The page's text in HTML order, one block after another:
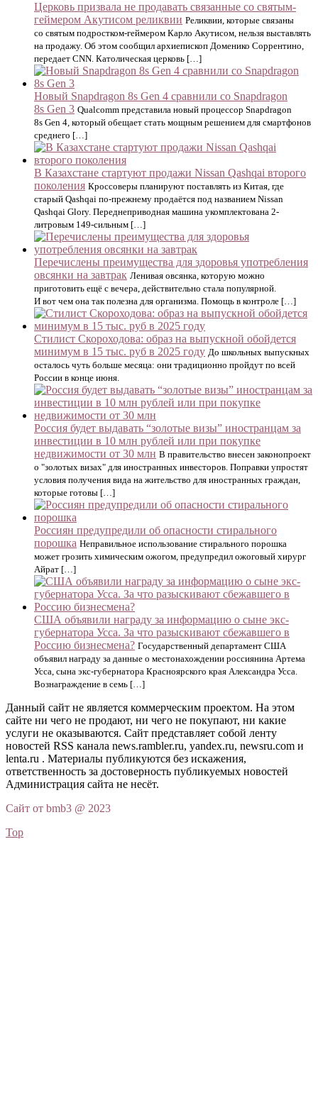
Церковь призвала не продавать связанные со святым-
геймером Акутисом реликвии Реликвии, которые связаны
со святым подростком-геймером Карло Акутисом, нельзя выставлять
на продажу. Об этом сообщил архиепископ Доменико Соррентино,
передает CNN. Католическая церковь […]
Новый Snapdragon 8s Gen 4 сравнили со Snapdragon
8s Gen 3 Qualcomm представила новый процессор Snapdragon
8s Gen 4, который обещает стать мощным решением для смартфонов
среднего […]
В Казахстане стартуют продажи Nissan Qashqai второго
поколения Кроссоверы планируют поставлять из Китая, где
старый Qashqai по-прежнему продаётся под названием Nissan
Qashqai Glory. Переднеприводная машина укомплектована 2-
литровым 149-сильным […]
Перечислены преимущества для здоровья употребления
овсянки на завтрак Ленивая овсянка, которую можно
приготовить ещё с вечера, действительно стала популярной.
И вот чем она так полезна для организма. Помощь в контроле […]
Стилист Скороходова: образ на выпускной обойдется
минимум в 15 тыс. руб в 2025 году До школьных выпускных
осталось чуть больше месяца: они традиционно пройдут по всей
России в конце июня.
Россия будет выдавать “золотые визы” иностранцам за
инвестиции в 10 млн рублей или при покупке
недвижимости от 30 млн В правительство внесен законопроект
о "золотых визах" для иностранных инвесторов. Поправки упростят
условия получения вида на жительство для иностранных граждан,
которые готовы […]
Россиян предупредили об опасности стирального
порошка Неправильное использование стирального порошка
может грозить химическим ожогом, предупредил ожоговый хирург
Айрат […]
США объявили награду за информацию о сыне экс-
губернатора Усса. За что разыскивают сбежавшего в
Россию бизнесмена? Государственный департамент США
объявил награду за данные о местонахождении россиянина Артема
Усса, сына экс-губернатора Красноярского края Александра Усса.
Вознаграждение в семь […]
Данный сайт не является коммерческим проектом. На этом
сайте ни чего не продают, ни чего не покупают, ни какие
услуги не оказываются. Сайт представляет собой ленту
новостей RSS канала news.rambler.ru, yandex.ru, newsru.com и
lenta.ru . Материалы публикуются без искажения,
ответственность за достоверность публикуемых новостей
Администрация сайта не несёт.
Сайт от bmb3 @ 2023
Top